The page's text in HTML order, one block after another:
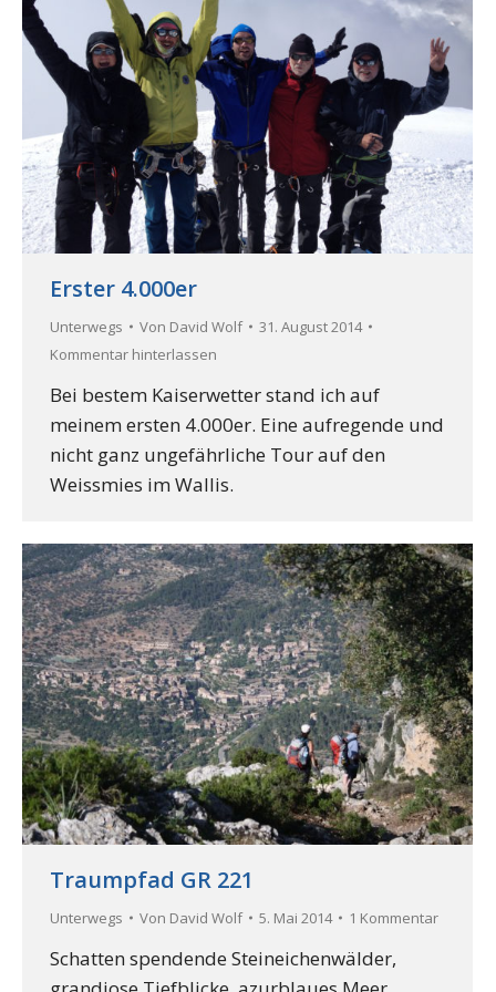
Erster 4.000er
Unterwegs Von David Wolf
31. August 2014
Kommentar hinterlassen
Bei bestem Kaiserwetter stand ich auf
meinem ersten 4.000er. Eine aufregende und
nicht ganz ungefährliche Tour auf den
Weissmies im Wallis.
Traumpfad GR 221
Unterwegs Von David Wolf 5. Mai 2014 1 Kommentar
Schatten spendende Steineichenwälder,